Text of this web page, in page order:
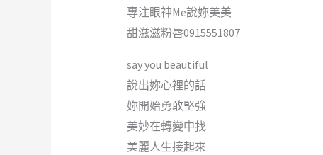
專注眼神Me說妳美美
甜滋滋粉唇0915551807
say you beautiful
說出妳心裡的話
妳開始勇敢堅強
美妙在轉變中找
美麗人生接起來